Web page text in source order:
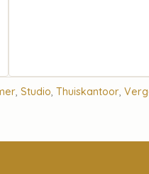
, Studio,Thuiskantoor,